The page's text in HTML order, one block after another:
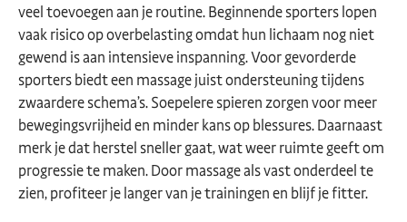
veel toevoegen aan je routine. Beginnende sporters lopen
vaak risico op overbelasting omdat hun lichaam nog niet
gewend is aan intensieve inspanning. Voor gevorderde
sporters biedt een massage juist ondersteuning tijdens
zwaardere schema’s. Soepelere spieren zorgen voor meer
bewegingsvrijheid en minder kans op blessures. Daarnaast
merk je dat herstel sneller gaat, wat weer ruimte geeft om
progressie te maken. Door massage als vast onderdeel te
zien, profiteer je langer van je trainingen en blijf je fitter.